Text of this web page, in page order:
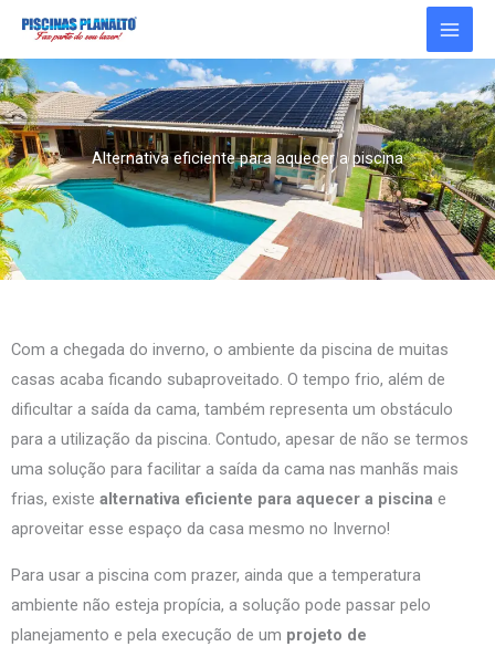
o
conteúdo
Alternativa eficiente para aquecer a piscina
Com a chegada do inverno, o ambiente da piscina de muitas
casas acaba ficando subaproveitado. O tempo frio, além de
dificultar a saída da cama, também representa um obstáculo
para a utilização da piscina. Contudo, apesar de não se termos
uma solução para facilitar a saída da cama nas manhãs mais
frias, existe alternativa eficiente para aquecer a piscina e
aproveitar esse espaço da casa mesmo no Inverno!
Para usar a piscina com prazer, ainda que a temperatura
ambiente não esteja propícia, a solução pode passar pelo
planejamento e pela execução de um projeto de